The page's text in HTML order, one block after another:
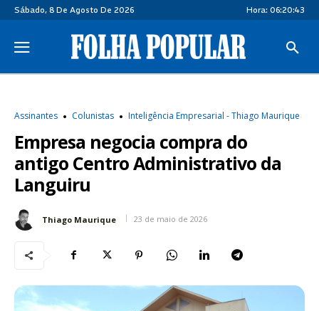
Sábado, 8 De Agosto De 2026 Hora: 06:20:44
Assinantes Colunistas Inteligência Empresarial - Thiago Maurique
Empresa negocia compra do
antigo Centro Administrativo da
Languiru
Thiago Maurique 23 de maio de 2026